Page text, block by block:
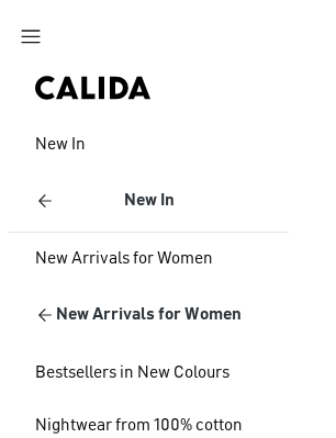
Jump to main content
New In
New In
New Arrivals for Women
New Arrivals for Women
Bestsellers in New Colours
Nightwear from 100% cotton